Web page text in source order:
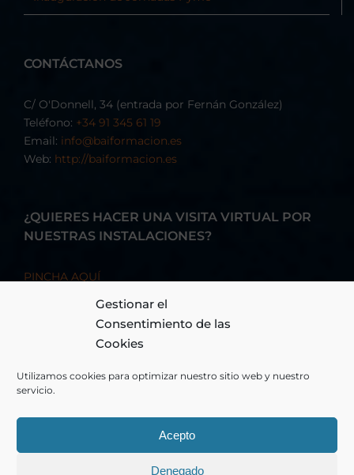
Gestionar el
Consentimiento de las
Cookies
Utilizamos cookies para optimizar nuestro sitio web y nuestro
servicio.
Acepto
Denegado
CONTÁCTANOS
C/ O'Donnell, 34 (entrada por Fernán González)
Teléfono: +34 91 345 61 19
Email: info@baiformacion.es
Web: http://baiformacion.es
¿QUIERES HACER UNA VISITA VIRTUAL POR
NUESTRAS INSTALACIONES?
PINCHA AQUÍ
© Copyright 2026 - BAI FORMACIÓN, S.A. - Todos los derechos